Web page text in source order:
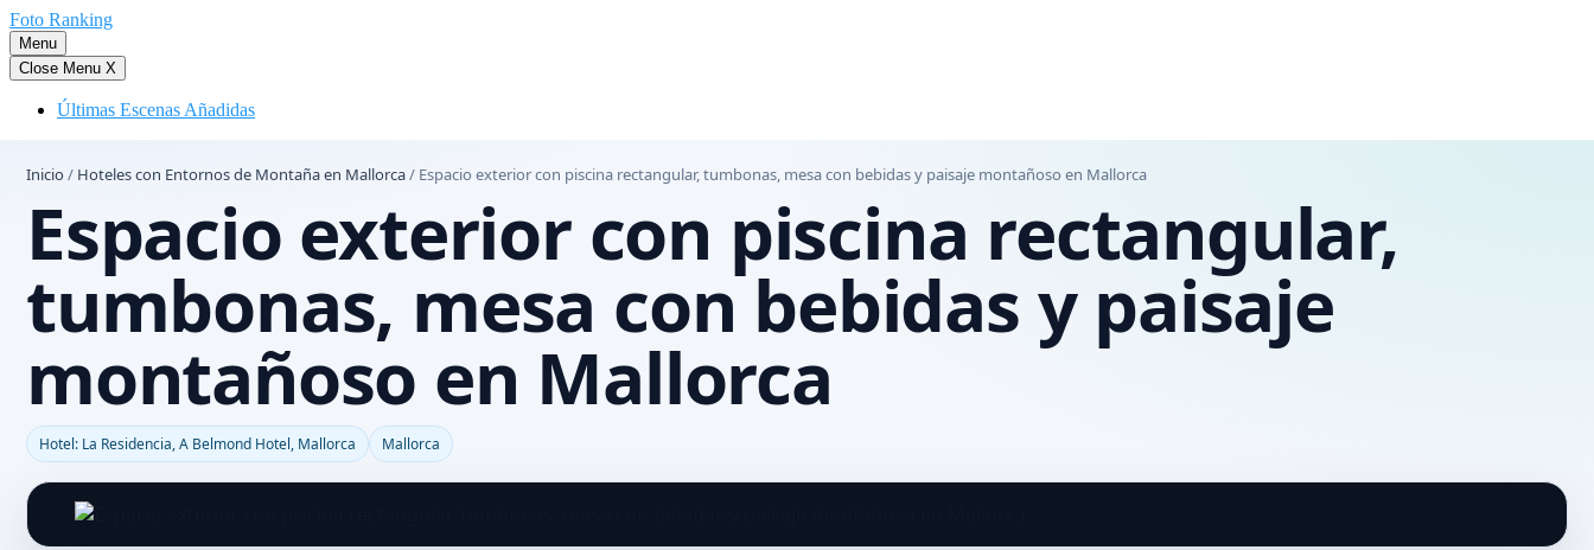
Saltar
al
contenido
Foto Ranking
Menu
Close Menu X
Últimas Escenas Añadidas
Inicio / Hoteles con Entornos de Montaña en Mallorca/ Espacio exterior con piscina rectangular, tumbonas, mesa con bebidas y paisaje montañoso en Mallorca
Espacio exterior con piscina rectangular,
tumbonas, mesa con bebidas y paisaje
montañoso en Mallorca
Hotel: La Residencia, A Belmond Hotel, Mallorca Mallorca